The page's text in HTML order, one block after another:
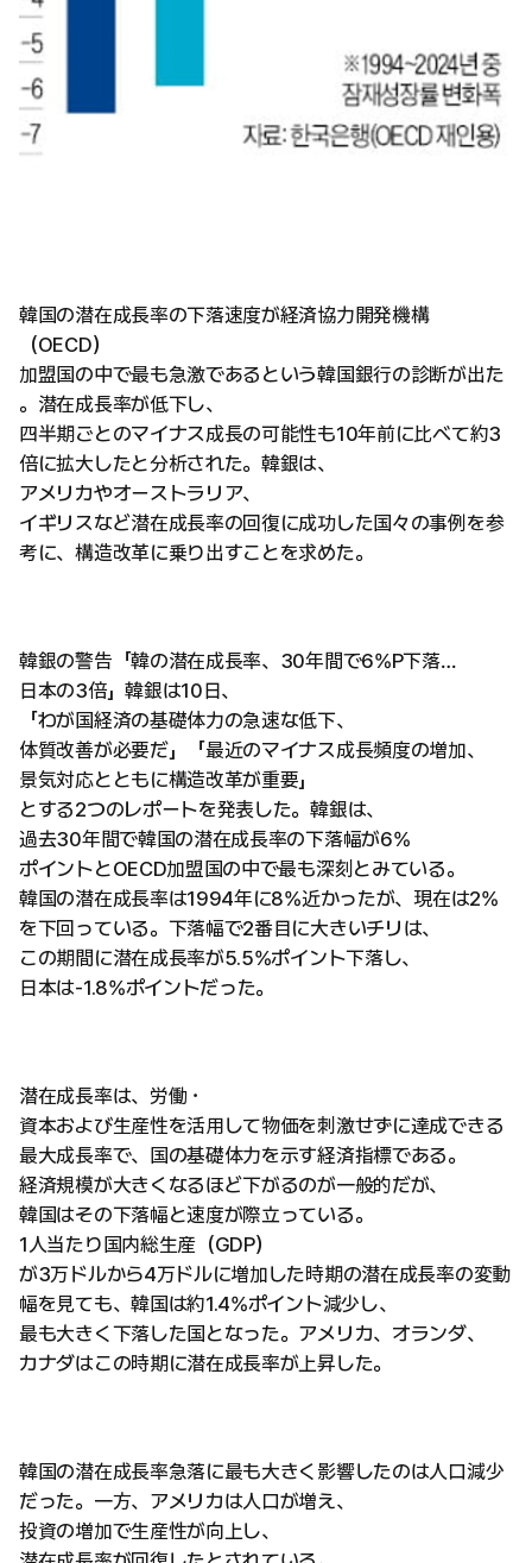
韓国の潜在成長率の下落速度が経済協力開発機構
（OECD）
加盟国の中で最も急激であるという韓国銀行の診断が出た
。潜在成長率が低下し、
四半期ごとのマイナス成長の可能性も10年前に比べて約3
倍に拡大したと分析された。韓銀は、
アメリカやオーストラリア、
イギリスなど潜在成長率の回復に成功した国々の事例を参
考に、構造改革に乗り出すことを求めた。
韓銀の警告「韓の潜在成長率、30年間で6%P下落…
日本の3倍」韓銀は10日、
「わが国経済の基礎体力の急速な低下、
体質改善が必要だ」「最近のマイナス成長頻度の増加、
景気対応とともに構造改革が重要」
とする2つのレポートを発表した。韓銀は、
過去30年間で韓国の潜在成長率の下落幅が6%
ポイントとOECD加盟国の中で最も深刻とみている。
韓国の潜在成長率は1994年に8%近かったが、現在は2%
を下回っている。下落幅で2番目に大きいチリは、
この期間に潜在成長率が5.5%ポイント下落し、
日本は-1.8%ポイントだった。
潜在成長率は、労働・
資本および生産性を活用して物価を刺激せずに達成できる
最大成長率で、国の基礎体力を示す経済指標である。
経済規模が大きくなるほど下がるのが一般的だが、
韓国はその下落幅と速度が際立っている。
1人当たり国内総生産（GDP）
が3万ドルから4万ドルに増加した時期の潜在成長率の変動
幅を見ても、韓国は約1.4%ポイント減少し、
最も大きく下落した国となった。アメリカ、オランダ、
カナダはこの時期に潜在成長率が上昇した。
韓国の潜在成長率急落に最も大きく影響したのは人口減少
だった。一方、アメリカは人口が増え、
投資の増加で生産性が向上し、